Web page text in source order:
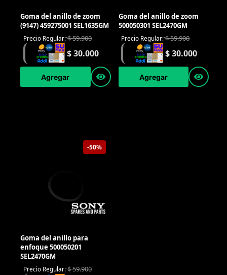
Goma del anillo de zoom
(9147) 459275001 SEL1635GM
Precio Regular:$59.900
$30.000
Agregar
Goma del anillo de zoom
500050301 SEL2470GM
Precio Regular:$59.900
$30.000
Agregar
-50%
Goma del anillo para
enfoque 500050201
SEL2470GM
Precio Regular:$59.900